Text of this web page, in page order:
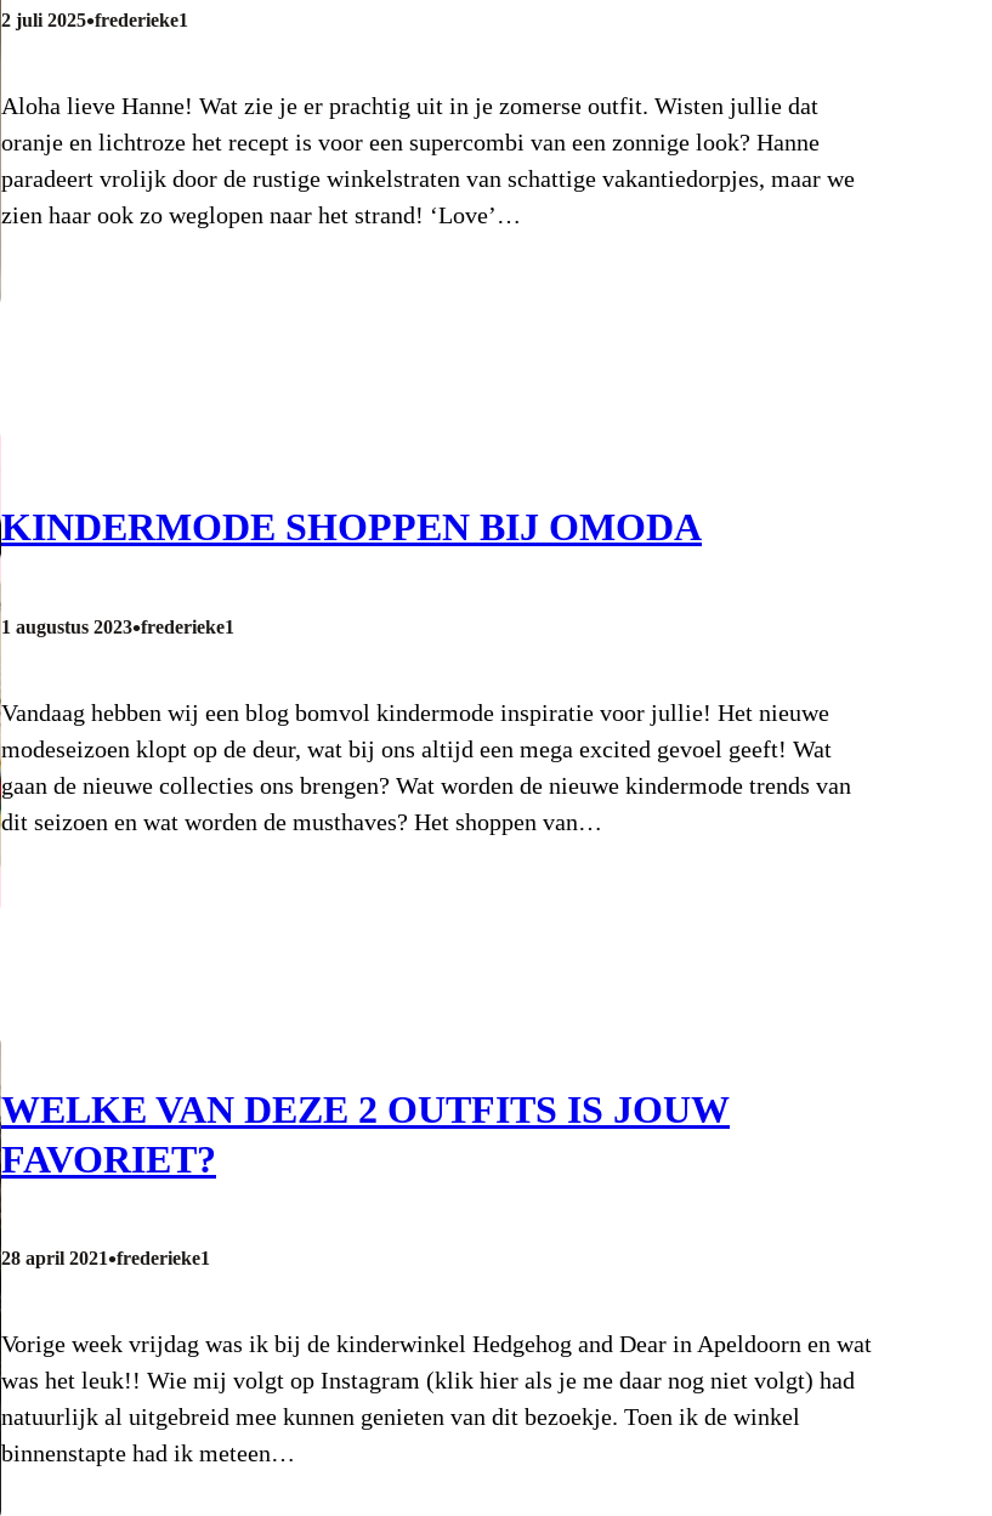
2 juli 2025•frederieke1
Aloha lieve Hanne! Wat zie je er prachtig uit in je zomerse outfit. Wisten jullie dat
oranje en lichtroze het recept is voor een supercombi van een zonnige look? Hanne
paradeert vrolijk door de rustige winkelstraten van schattige vakantiedorpjes, maar we
zien haar ook zo weglopen naar het strand! ‘Love’…
KINDERMODE SHOPPEN BIJ OMODA
1 augustus 2023•frederieke1
Vandaag hebben wij een blog bomvol kindermode inspiratie voor jullie! Het nieuwe
modeseizoen klopt op de deur, wat bij ons altijd een mega excited gevoel geeft! Wat
gaan de nieuwe collecties ons brengen? Wat worden de nieuwe kindermode trends van
dit seizoen en wat worden de musthaves? Het shoppen van…
WELKE VAN DEZE 2 OUTFITS IS JOUW
FAVORIET?
28 april 2021•frederieke1
Vorige week vrijdag was ik bij de kinderwinkel Hedgehog and Dear in Apeldoorn en wat
was het leuk!! Wie mij volgt op Instagram (klik hier als je me daar nog niet volgt) had
natuurlijk al uitgebreid mee kunnen genieten van dit bezoekje. Toen ik de winkel
binnenstapte had ik meteen…